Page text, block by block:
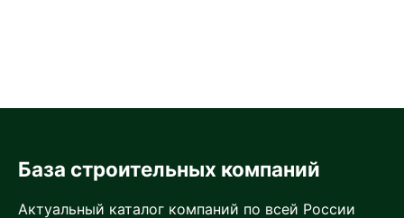
База строительных компаний
Актуальный каталог компаний по всей России